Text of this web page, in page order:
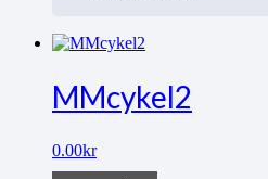
MMcykel2
0.00kr